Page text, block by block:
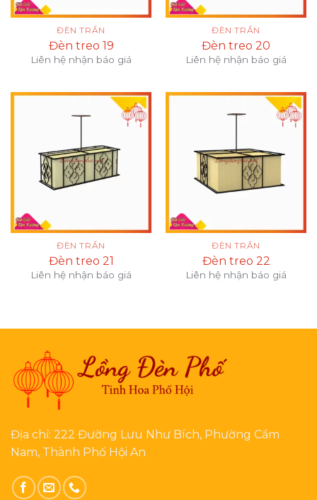
ĐÈN TRẦN
Đèn treo 19
Liên hệ nhận báo giá
ĐÈN TRẦN
Đèn treo 20
Liên hệ nhận báo giá
ĐÈN TRẦN
Đèn treo 21
Liên hệ nhận báo giá
ĐÈN TRẦN
Đèn treo 22
Liên hệ nhận báo giá
Địa chỉ: 222 Đường Lưu Như Bích, Phường Cẩm
Nam, Thành Phố Hội An